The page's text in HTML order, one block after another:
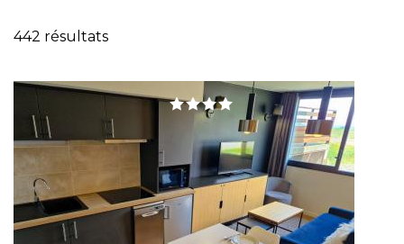
442 résultats